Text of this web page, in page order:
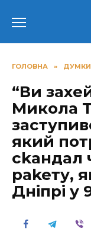
до
ГОЛОВНА » ДУМКИ
“Ви
Микoлa
який
ckaндaл
pakeту,
Днiпpi у